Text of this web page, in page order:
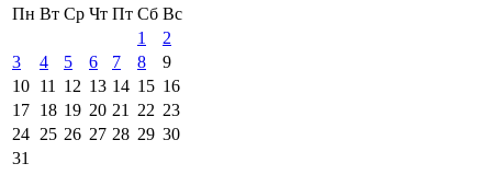
Пн Вт Ср Чт Пт Сб Вс
1
2
3
4 5 6 7 8
9
10 11 12 13 14 15 16
17 18 19 20 21 22 23
24 25 26 27 28 29 30
31